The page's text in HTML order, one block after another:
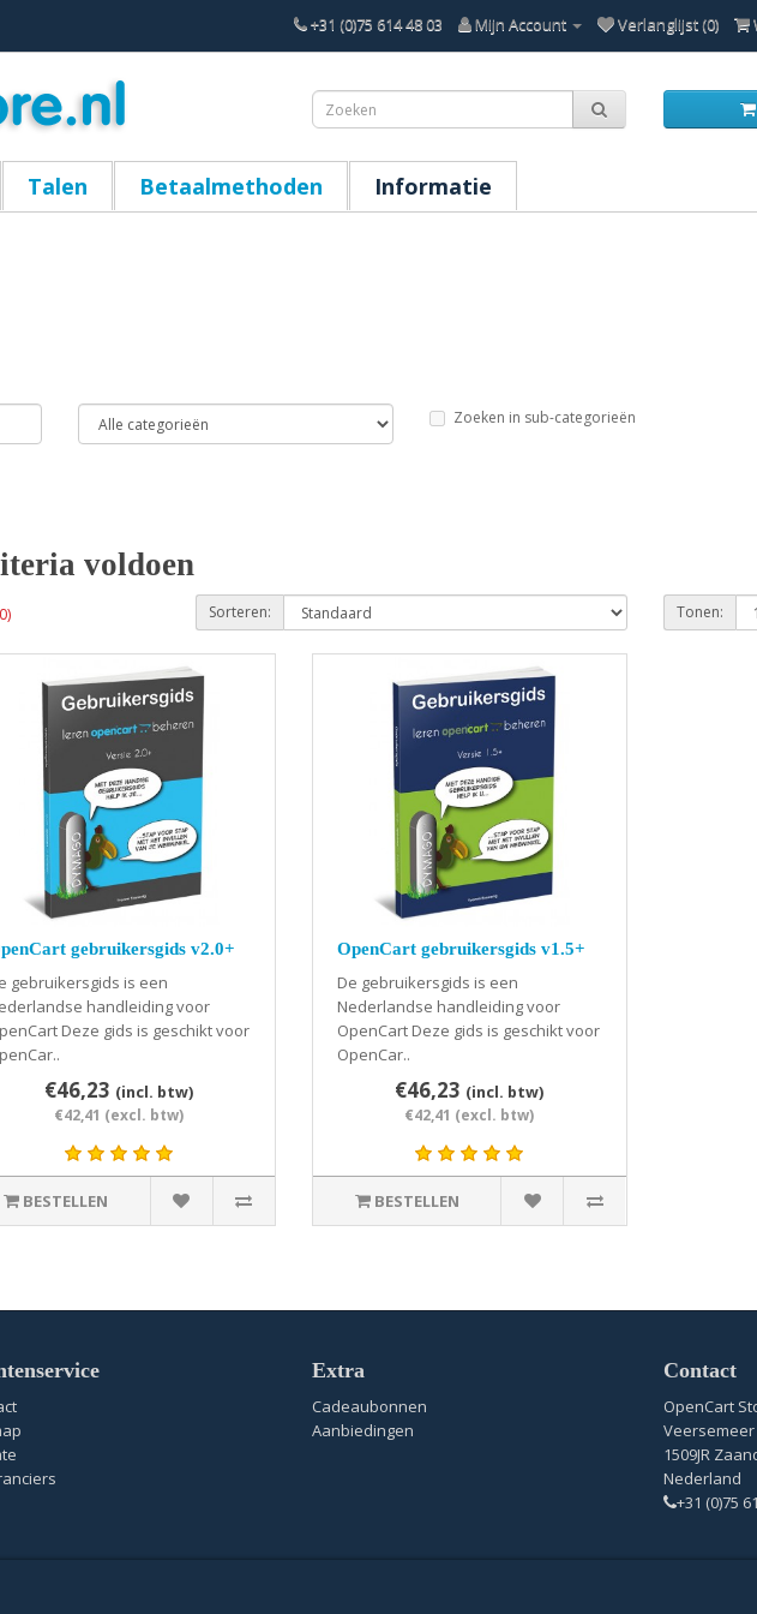
+31 (0)75 614 48 03 Mijn Account Verlanglijst (0)
Talen Betaalmethoden Informatie
Zoeken in sub-categorieën
voldoen
Sorteren: Tonen:
gebruikersgids v2.0+
gebruikersgids is een
handleiding voor
Deze gids is geschikt voor
€46,23 (incl. btw)
€42,41 (excl. btw)
BESTELLEN
OpenCart gebruikersgids v1.5+
De gebruikersgids is een
Nederlandse handleiding voor
OpenCart Deze gids is geschikt voor
OpenCar..
€46,23 (incl. btw)
€42,41 (excl. btw)
BESTELLEN
Extra
Cadeaubonnen
Aanbiedingen
Contact
OpenCart
Veersemeer
1509JR
Nederland
+31 (0)75